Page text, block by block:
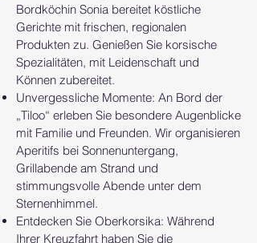
Bordköchin Sonia bereitet köstliche
Gerichte mit frischen, regionalen
Produkten zu. Genießen Sie korsische
Spezialitäten, mit Leidenschaft und
Können zubereitet.
Unvergessliche Momente: An Bord der
„Tiloo“ erleben Sie besondere Augenblicke
mit Familie und Freunden. Wir organisieren
Aperitifs bei Sonnenuntergang,
Grillabende am Strand und
stimmungsvolle Abende unter dem
Sternenhimmel.
Entdecken Sie Oberkorsika: Während
Ihrer Kreuzfahrt haben Sie die